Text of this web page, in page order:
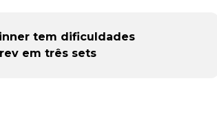
tem dificuldades
em três sets